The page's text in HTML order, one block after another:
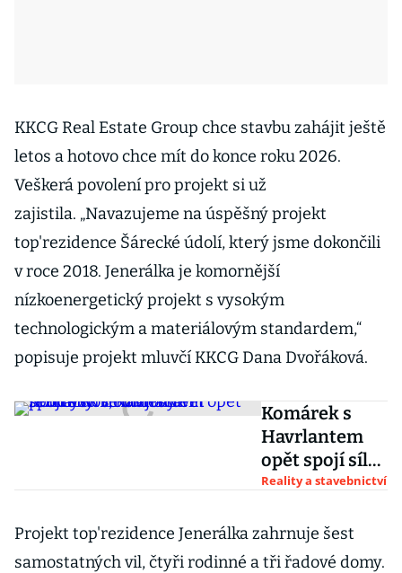
KKCG Real Estate Group chce stavbu zahájit ještě
letos a hotovo chce mít do konce roku 2026.
Veškerá povolení pro projekt si už
zajistila. „Navazujeme na úspěšný projekt
top'rezidence Šárecké údolí, který jsme dokončili
v roce 2018. Jenerálka je komornější
nízkoenergetický projekt s vysokým
technologickým a materiálovým standardem,“
popisuje projekt mluvčí KKCG Dana Dvořáková.
Komárek s
Havrlantem
opět spojí síly.
Hodlají stavět
komerční i
průmyslové
Reality a stavebnictví
Projekt top'rezidence Jenerálka zahrnuje šest
samostatných vil, čtyři rodinné a tři řadové domy.